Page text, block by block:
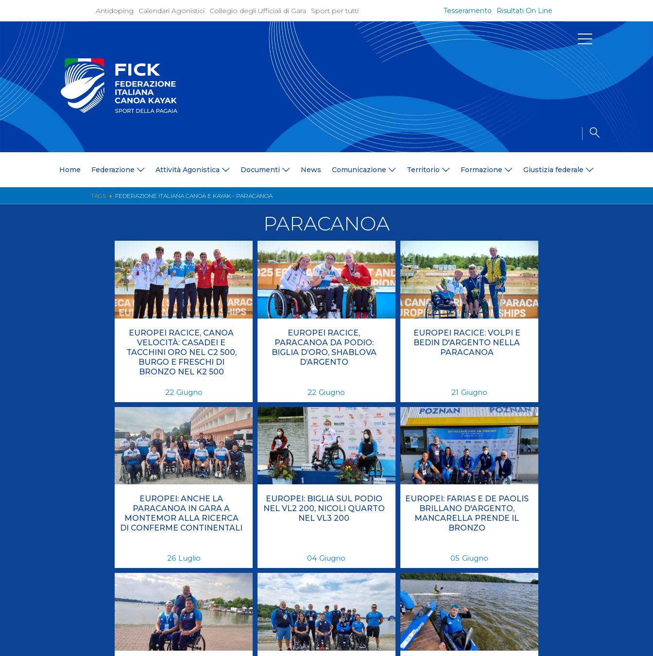
Antidoping Calendari Agonistici Collegio degli Ufficiali di Gara Sport per tutti Risultati On Line
Tesseramento
Home Federazione Attività Agonistica Documenti News Comunicazione Territorio Formazione Giustizia federale
TAGS FEDERAZIONE ITALIANA CANOA E KAYAK - PARACANOA
Home
Whistleblowing
Attività Agonistica
Convocazioni
Documentazione Tecnica
Risultati On Line
Classifiche
FICK Coach
Dual Career
Documenti
Regolamenti e Codici
Delibere
Amministrazione Trasparente
News Comunicazione
Ufficio Stampa
Risultati On Line
Territorio
Tesseramento
Formazione
Nuova Canoa Ricerca
Convegni e Documenti
Albo Tecnici
Invito Pubblico Organi di Giustizia
Antidoping Calendari Agonistici Collegio degli Ufficiali di Gara Sport per tutti Risultati On Line Tesseramento
Mappa del sito Cerca Contatti Photogallery Videogallery Whistleblowing Federazione Trasparente
PARACANOA
EUROPEI RACICE, CANOA
VELOCITÀ: CASADEI E
TACCHINI ORO NEL C2 500,
BURGO E FRESCHI DI
BRONZO NEL K2 500
22 Giugno
EUROPEI RACICE,
PARACANOA DA PODIO:
BIGLIA D’ORO, SHABLOVA
D’ARGENTO
22 Giugno
EUROPEI RACICE: VOLPI E
BEDIN D'ARGENTO NELLA
PARACANOA
21 Giugno
EUROPEI: ANCHE LA
PARACANOA IN GARA A
MONTEMOR ALLA RICERCA
DI CONFERME CONTINENTALI
26 Luglio
EUROPEI: BIGLIA SUL PODIO
NEL VL2 200, NICOLI QUARTO
NEL VL3 200
04 Giugno
EUROPEI: FARIAS E DE PAOLIS
BRILLANO D'ARGENTO,
MANCARELLA PRENDE IL
BRONZO
05 Giugno